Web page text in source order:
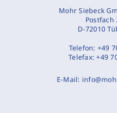
Mohr Siebeck
Postfach
D-72010
Telefon: +49
Telefax:+49
E-Mail: